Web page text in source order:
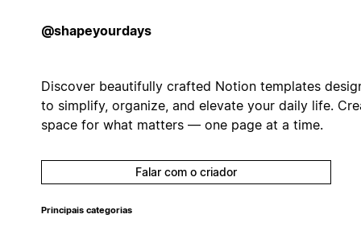
@shapeyourdays
Discover beautifully crafted Notion templates
to simplify, organize, and elevate your daily life.
space for what matters — one page at a time.
Falar com o criador
Principais categorias